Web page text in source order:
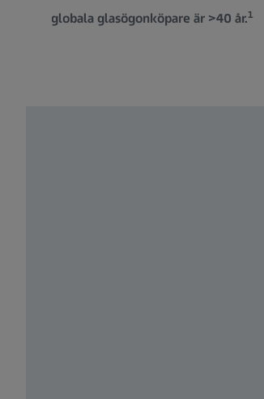
av globala glasögonköpare är >40 år.1